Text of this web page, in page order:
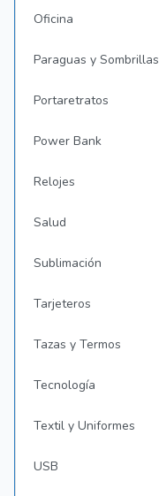
Oficina
Paraguas y Sombrillas
Portaretratos
Power Bank
Relojes
Salud
Sublimación
Tarjeteros
Tazas y Termos
Tecnología
Textil y Uniformes
USB